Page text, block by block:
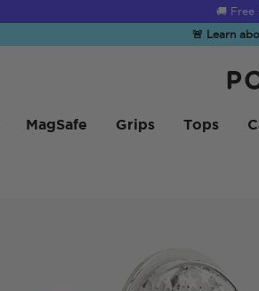
Summer
🚨 Learn
MagSafe Grips Tops